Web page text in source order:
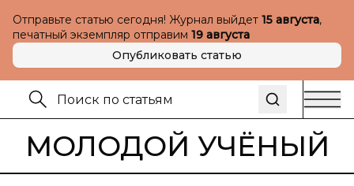
Отправьте статью сегодня! Журнал выйдет 15 августа,
печатный экземпляр отправим 19 августа
Опубликовать статью
МОЛОДОЙ УЧЁНЫЙ